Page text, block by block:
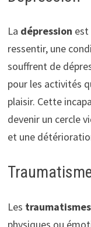
La dépression est
ressentir, une
souffrent de
pour les activités
plaisir. Cette
devenir un cercle
et une
Les traumatismes